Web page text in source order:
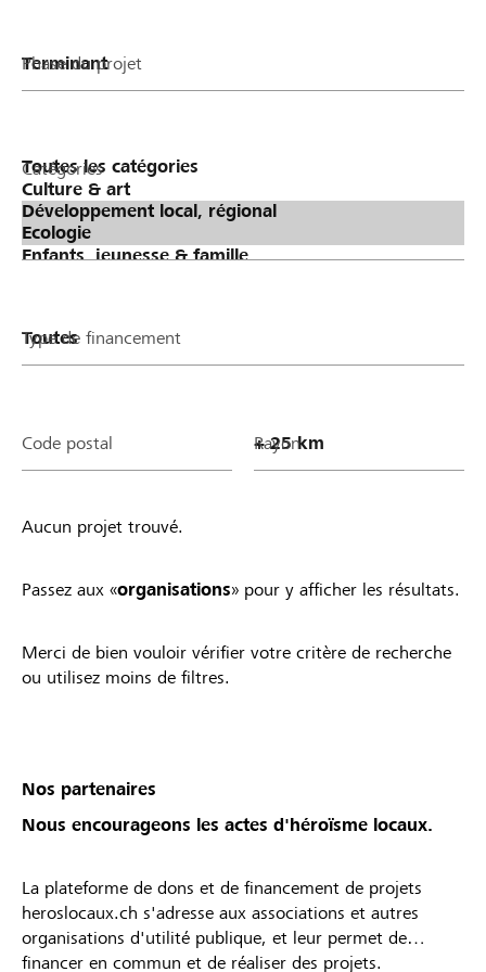
Phase du projet
Catégories
Type de financement
Code postal Rayon
Aucun projet trouvé.
Passez aux «organisations» pour y afficher les résultats.
Merci de bien vouloir vérifier votre critère de recherche
ou utilisez moins de filtres.
Nos partenaires
Nous encourageons les actes d'héroïsme locaux.
La plateforme de dons et de financement de projets
heroslocaux.ch s'adresse aux associations et autres
organisations d'utilité publique, et leur permet de
financer en commun et de réaliser des projets.